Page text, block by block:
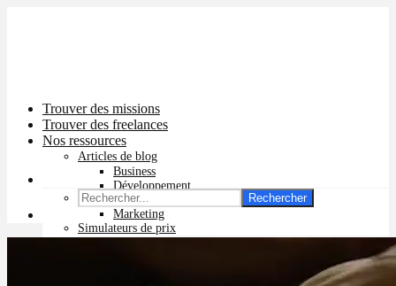
Trouver des missions
Trouver des freelances
Nos ressources
Articles de blog
Business
Développement
Graphisme
Marketing
Simulateurs de prix
Rechercher